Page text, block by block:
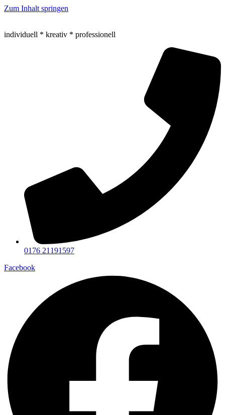
Zum Inhalt springen
individuell * kreativ * professionell
0176 21191597
Facebook